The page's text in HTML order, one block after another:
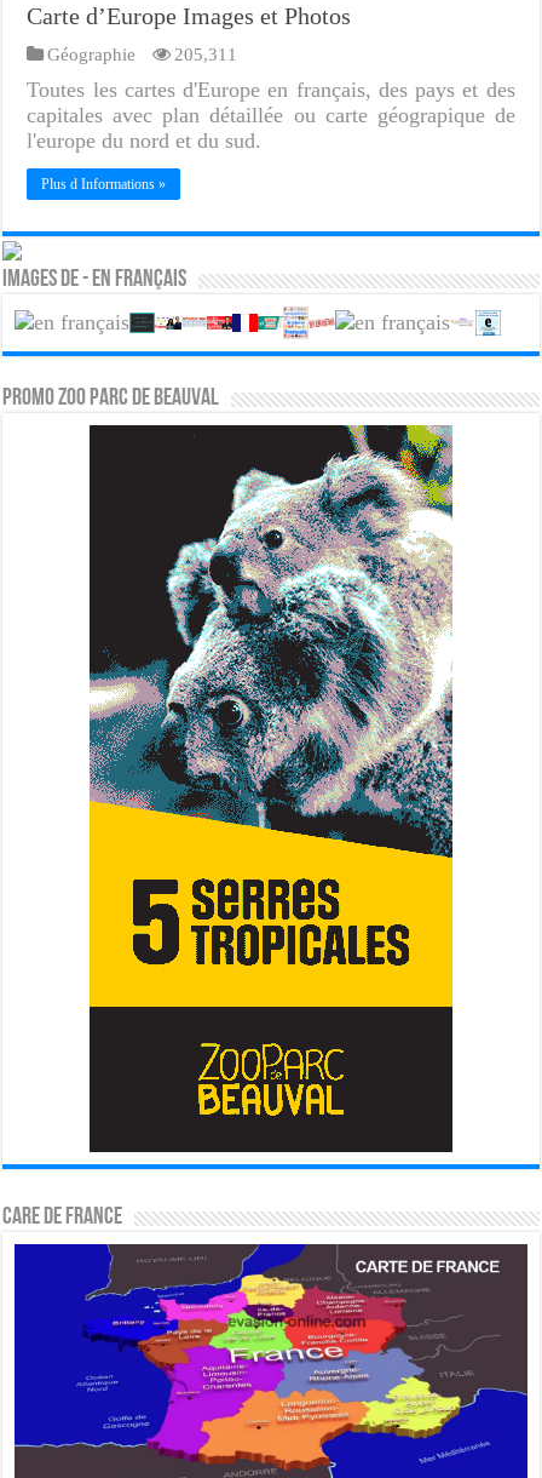
Carte d’Europe Images et Photos
Géographie 205,311
Toutes les cartes d'Europe en français, des pays et des
capitales avec plan détaillée ou carte géograpique de
l'europe du nord et du sud.
Plus d Informations »
Images de - En français
PROMO ZOO PARC DE BEAUVAL
CARE DE FRANCE